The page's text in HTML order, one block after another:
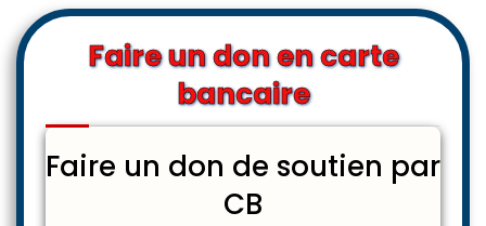
Faire un don en carte
bancaire
Faire un don de soutien par
CB